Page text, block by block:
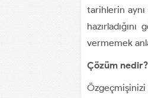
tarihlerin aynı
vermemek
Çözüm nedir?
Özgeçmişinizi